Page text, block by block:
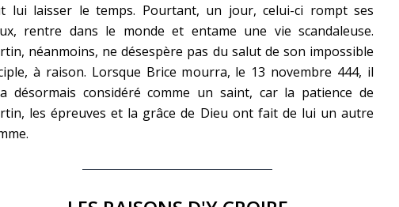
lui laisser le temps. Pourtant, un jour, celui-ci rompt ses
rentre dans le monde et entame une vie scandaleuse.
néanmoins, ne désespère pas du salut de son impossible
à raison. Lorsque Brice mourra, le 13 novembre 444, il
désormais considéré comme un saint, car la patience de
les épreuves et la grâce de Dieu ont fait de lui un autre